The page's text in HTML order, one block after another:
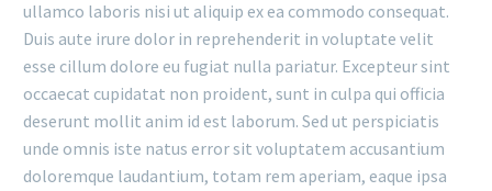
ullamco laboris nisi ut aliquip ex ea commodo consequat.
Duis aute irure dolor in reprehenderit in voluptate velit
esse cillum dolore eu fugiat nulla pariatur. Excepteur sint
occaecat cupidatat non proident, sunt in culpa qui officia
deserunt mollit anim id est laborum. Sed ut perspiciatis
unde omnis iste natus error sit voluptatem accusantium
doloremque laudantium, totam rem aperiam, eaque ipsa